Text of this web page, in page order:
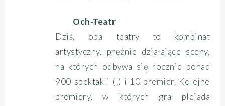
Och-Teatr
Dziś, oba teatry to kombinat
artystyczny, prężnie działające sceny,
na których odbywa się rocznie ponad
900 spektakli (!) i 10 premier. Kolejne
premiery, w których gra plejada